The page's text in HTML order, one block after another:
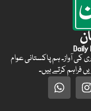
Daily
دیانتداری کی آواز۔ ہم پاکستانی عوام
فراہم کرتے ہیں۔